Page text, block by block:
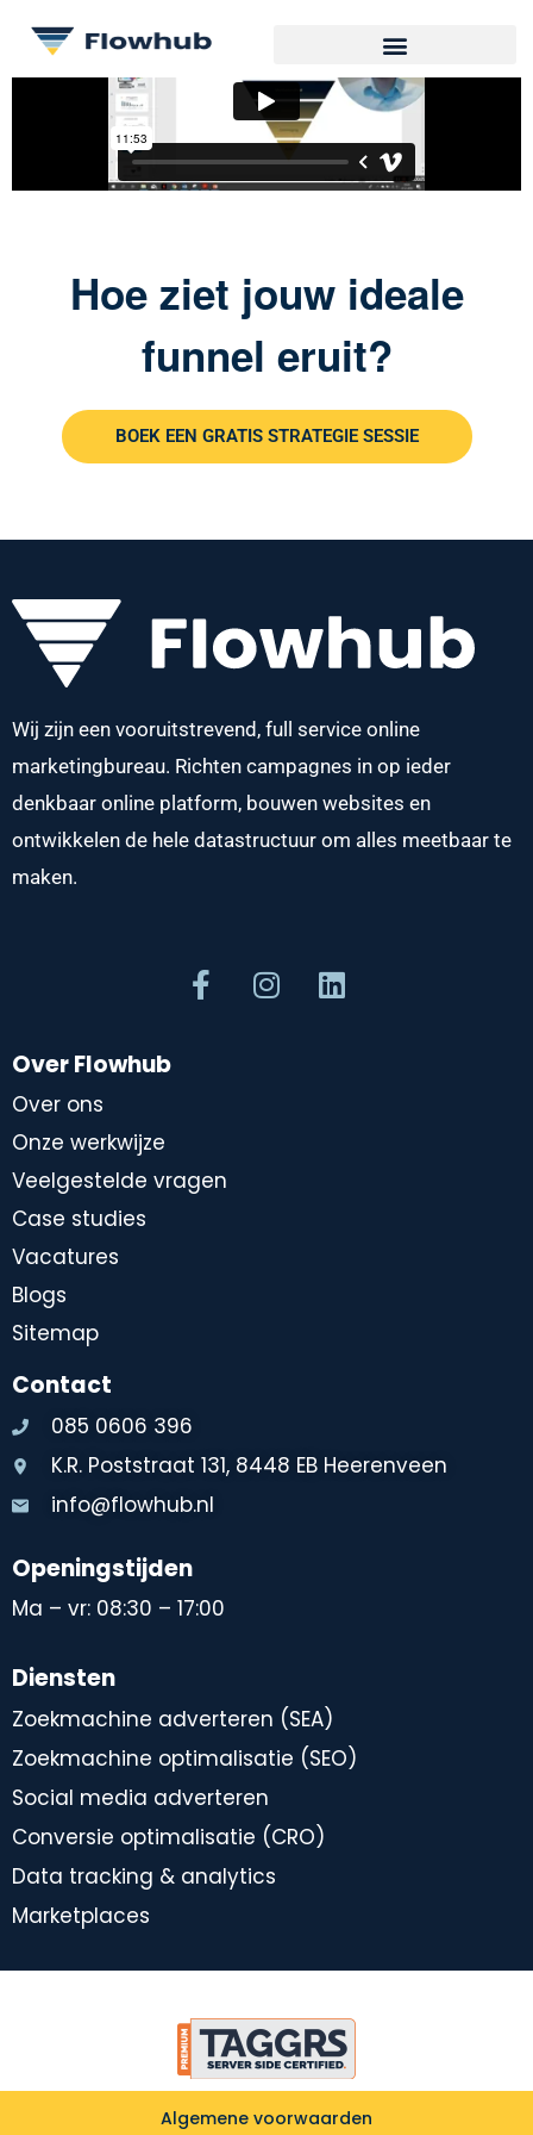
Hoe ziet jouw ideale
funnel eruit?
BOEK EEN GRATIS STRATEGIE SESSIE
Wij zijn een vooruitstrevend, full service online
marketingbureau. Richten campagnes in op ieder
denkbaar online platform, bouwen websites en
ontwikkelen de hele datastructuur om alles meetbaar te
maken.
Over Flowhub
Over ons
Onze werkwijze
Veelgestelde vragen
Case studies
Vacatures
Blogs
Sitemap
Contact
085 0606 396
K.R. Poststraat 131, 8448 EB Heerenveen
info@flowhub.nl
Openingstijden
Ma – vr: 08:30 – 17:00
Diensten
Zoekmachine adverteren (SEA)
Zoekmachine optimalisatie (SEO)
Social media adverteren
Conversie optimalisatie (CRO)
Data tracking & analytics
Marketplaces
Algemene voorwaarden